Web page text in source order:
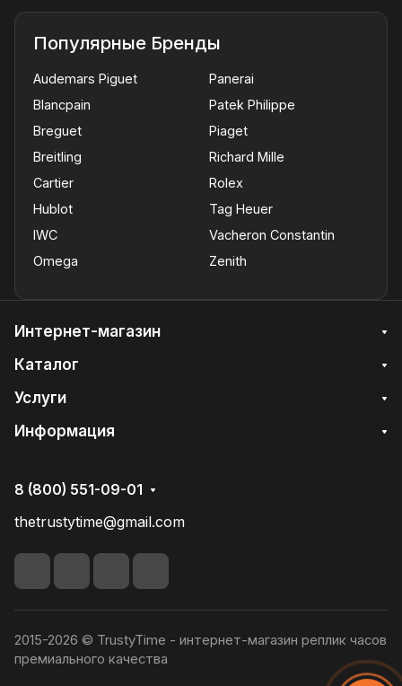
Популярные Бренды
Audemars Piguet
Blancpain
Breguet
Breitling
Cartier
Hublot
IWC
Omega
Panerai
Patek Philippe
Piaget
Richard Mille
Rolex
Tag Heuer
Vacheron Constantin
Zenith
Интернет-магазин
Каталог
Услуги
Информация
8 (800) 551-09-01
thetrustytime@gmail.com
2015-2026 © TrustyTime - интернет-магазин реплик часов
премиального качества